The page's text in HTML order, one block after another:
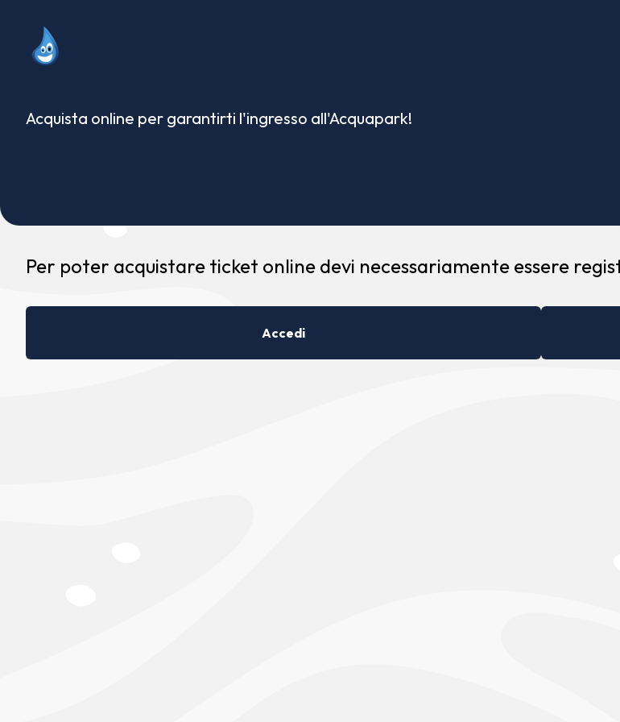
Acquista online per garantirti l'ingresso all'Acquapark!
Per poter acquistare ticket online devi necessariamente essere
Accedi